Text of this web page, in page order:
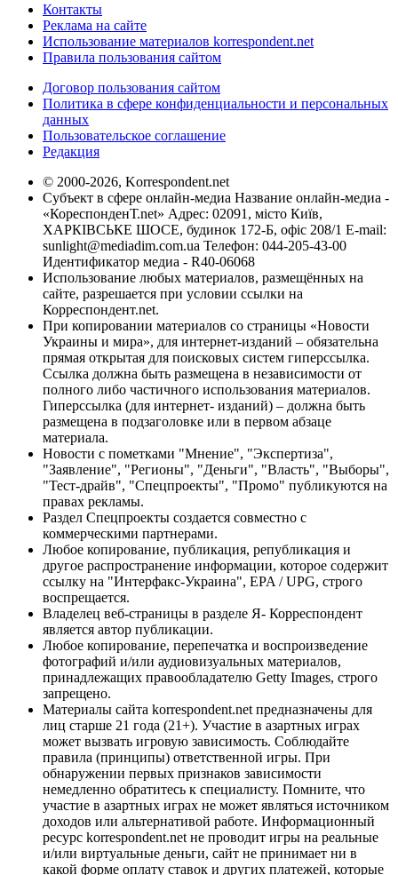
Контакты
Реклама на сайте
Использование материалов korrespondent.net
Правила пользования сайтом
Договор пользования сайтом
Политика в сфере конфиденциальности и персональных
данных
Пользовательское соглашение
Редакция
© 2000-2026, Korrespondent.net
Субъект в сфере онлайн-медиа Название онлайн-медиа -
«КореспонденТ.net» Адрес: 02091, місто Київ,
ХАРКІВСЬКЕ ШОСЕ, будинок 172-Б, офіс 208/1 E-mail:
sunlight@mediadim.com.ua Телефон: 044-205-43-00
Идентификатор медиа - R40-06068
Использование любых материалов, размещённых на
сайте, разрешается при условии ссылки на
Корреспондент.net.
При копировании материалов со страницы «Новости
Украины и мира», для интернет-изданий – обязательна
прямая открытая для поисковых систем гиперссылка.
Ссылка должна быть размещена в независимости от
полного либо частичного использования материалов.
Гиперссылка (для интернет- изданий) – должна быть
размещена в подзаголовке или в первом абзаце
материала.
Новости с пометками "Мнение", "Экспертиза",
"Заявление", "Регионы", "Деньги", "Власть", "Выборы",
"Тест-драйв", "Спецпроекты", "Промо" публикуются на
правах рекламы.
Раздел Спецпроекты создается совместно с
коммерческими партнерами.
Любое копирование, публикация, републикация и
другое распространение информации, которое содержит
ссылку на "Интерфакс-Украина", EPA / UPG, строго
воспрещается.
Владелец веб-страницы в разделе Я- Корреспондент
является автор публикации.
Любое копирование, перепечатка и воспроизведение
фотографий и/или аудиовизуальных материалов,
принадлежащих правообладателю Getty Images, строго
запрещено.
Материалы сайта korrespondent.net предназначены для
лиц старше 21 года (21+). Участие в азартных играх
может вызвать игровую зависимость. Соблюдайте
правила (принципы) ответственной игры. При
обнаружении первых признаков зависимости
немедленно обратитесь к специалисту. Помните, что
участие в азартных играх не может являться источником
доходов или альтернативой работе. Информационный
ресурс korrespondent.net не проводит игры на реальные
и/или виртуальные деньги, сайт не принимает ни в
какой форме оплату ставок и других платежей, которые